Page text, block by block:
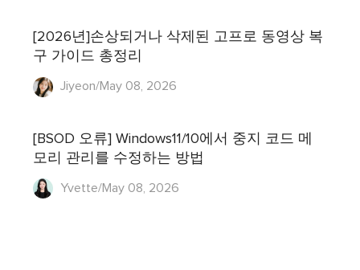
[2026년]손상되거나 삭제된 고프로 동영상 복
구 가이드 총정리
Jiyeon/May 08, 2026
[BSOD 오류] Windows11/10에서 중지 코드 메
모리 관리를 수정하는 방법
Yvette/May 08, 2026